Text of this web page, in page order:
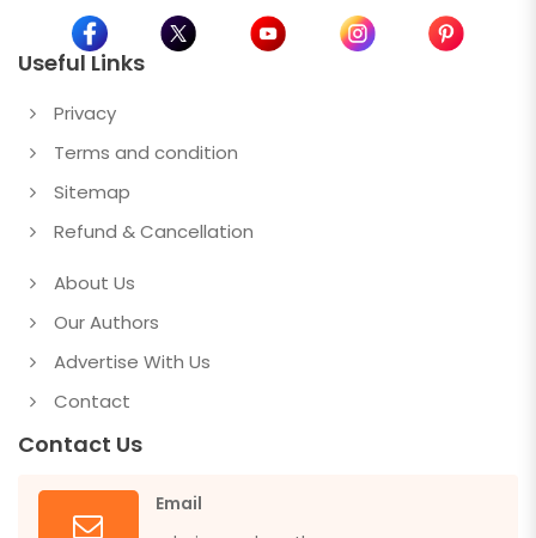
Useful Links
Privacy
Terms and condition
Sitemap
Refund & Cancellation
About Us
Our Authors
Advertise With Us
Contact
Contact Us
Email